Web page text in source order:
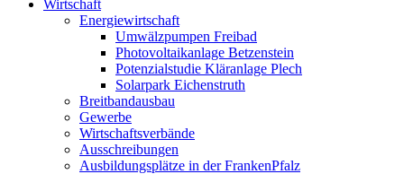
Wirtschaft
Energiewirtschaft
Umwälzpumpen Freibad
Photovoltaikanlage Betzenstein
Potenzialstudie Kläranlage Plech
Solarpark Eichenstruth
Breitbandausbau
Gewerbe
Wirtschaftsverbände
Ausschreibungen
Ausbildungsplätze in der FrankenPfalz